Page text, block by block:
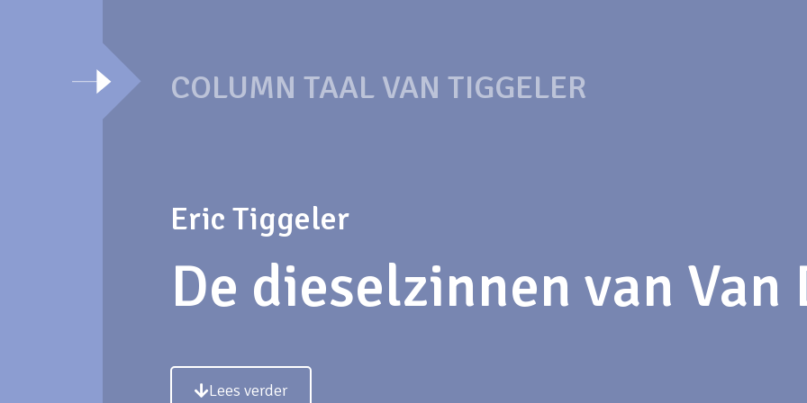
COLUMN TAAL VAN TIGGELER
Eric Tiggeler
De dieselzinnen van Van
Lees verder